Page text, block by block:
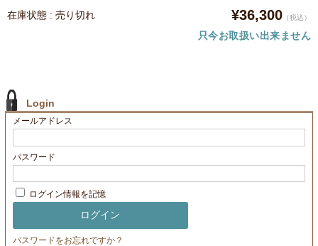
在庫状態 : 売り切れ ¥36,300 （税込）
只今お取扱い出来ません
Login
メールアドレス
パスワード
ログイン情報を記憶
パスワードをお忘れですか？